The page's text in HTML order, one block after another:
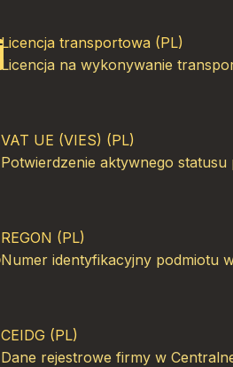
Licencja transportowa (PL)
Licencja na wykonywanie
VAT UE (VIES) (PL)
Potwierdzenie aktywnego statusu
REGON (PL)
Numer identyfikacyjny podmiotu
CEIDG (PL)
Dane rejestrowe firmy w